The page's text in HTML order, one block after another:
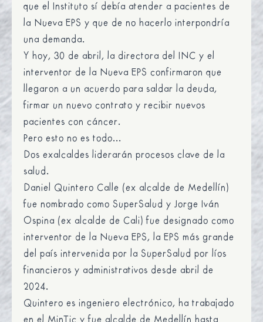
que el Instituto sí debía atender a pacientes de
la Nueva EPS y que de no hacerlo interpondría
una demanda.
Y hoy, 30 de abril, la directora del INC y el
interventor de la Nueva EPS confirmaron que
llegaron a un acuerdo para saldar la deuda,
firmar un nuevo contrato y recibir nuevos
pacientes con cáncer.
Pero esto no es todo...
Dos exalcaldes liderarán procesos clave de la
salud.
Daniel Quintero Calle (ex alcalde de Medellín)
fue nombrado como SuperSalud y Jorge Iván
Ospina (ex alcalde de Cali) fue designado como
interventor de la Nueva EPS, la EPS más grande
del país intervenida por la SuperSalud por líos
financieros y administrativos desde abril de
2024.
Quintero es ingeniero electrónico, ha trabajado